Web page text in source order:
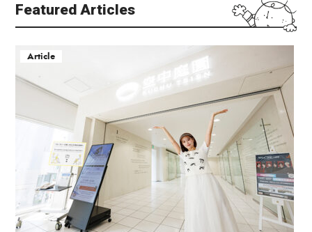
Featured Articles
Article